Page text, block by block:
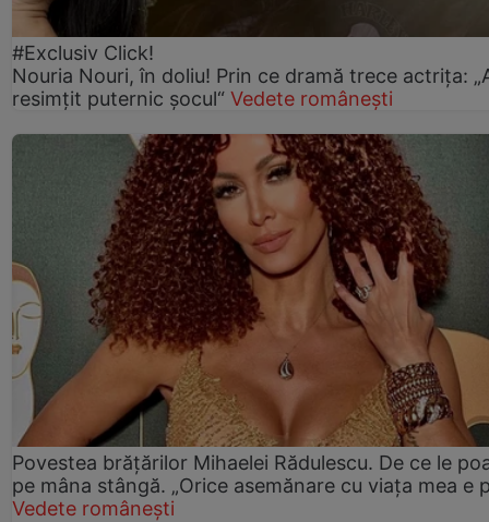
#Exclusiv Click!
Nouria Nouri, în doliu! Prin ce dramă trece actrița:
resimțit puternic șocul“ Vedete românești
Povestea brățărilor Mihaelei Rădulescu. De ce le
pe mâna stângă. „Orice asemănare cu viața mea e
Vedete românești